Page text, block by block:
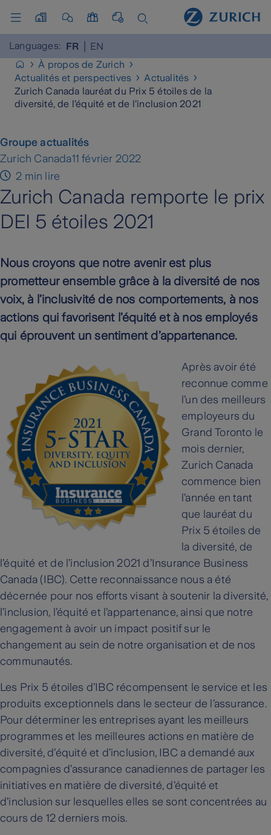
Languages: FR
EN
À propos de Zurich
Actualités et perspectives
Actualités
Zurich Canada lauréat du Prix 5 étoiles de la
diversité, de l’équité et de l’inclusion 2021
Groupe actualités
Zurich Canada11 février 2022
2 min lire
Zurich Canada remporte le prix
DEI 5 étoiles 2021
Nous croyons que notre avenir est plus
prometteur ensemble grâce à la diversité de nos
voix, à l’inclusivité de nos comportements, à nos
actions qui favorisent l’équité et à nos employés
qui éprouvent un sentiment d’appartenance.
Après avoir été
reconnue comme
l’un des meilleurs
employeurs du
Grand Toronto le
mois dernier,
Zurich Canada
commence bien
l’année en tant
que lauréat du
Prix 5 étoiles de
la diversité, de
l’équité et de l’inclusion 2021 d’Insurance Business
Canada (IBC). Cette reconnaissance nous a été
décernée pour nos efforts visant à soutenir la diversité,
l’inclusion, l’équité et l’appartenance, ainsi que notre
engagement à avoir un impact positif sur le
changement au sein de notre organisation et de nos
communautés.
Les Prix 5 étoiles d’IBC récompensent le service et les
produits exceptionnels dans le secteur de l’assurance.
Pour déterminer les entreprises ayant les meilleurs
programmes et les meilleures actions en matière de
diversité, d’équité et d’inclusion, IBC a demandé aux
compagnies d’assurance canadiennes de partager les
initiatives en matière de diversité, d’équité et
d’inclusion sur lesquelles elles se sont concentrées au
cours de 12 derniers mois.